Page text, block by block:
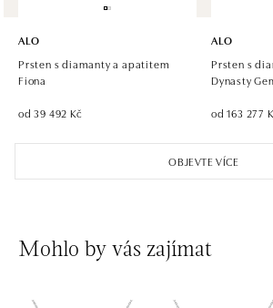
ALO diamonds Hilton, Košice
otevřeno v Pondělí od 09:00
Einsteinova 18, 851 01 Bratislava
ALO diamonds OC Avion,
Ivanská cesta 16, 821 04 Bratislava
dnes otevřeno do 21:00
OBJEVTE VÍCE
ALO
Prsten s diamanty a apatitem
Fiona
od 39 492 Kč
ALO
Prsten s
Dynasty
od 163 277
Mohlo by vás zajímat